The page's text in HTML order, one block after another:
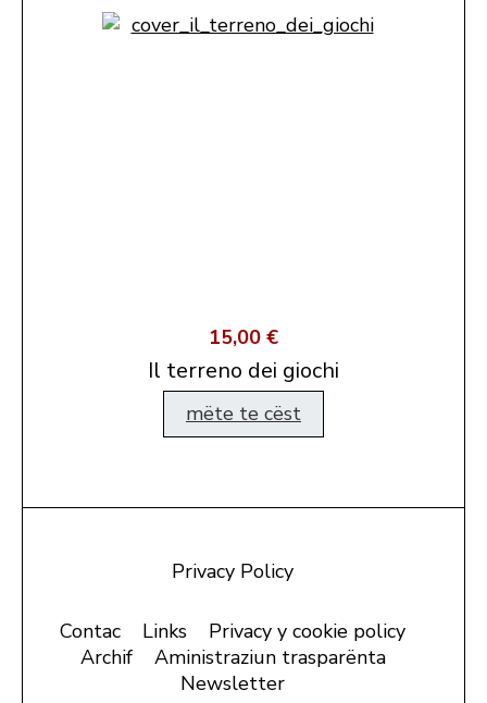
15,00 €
Il terreno dei giochi
mëte te cëst
Privacy Policy
Contac Links
Privacy y cookie policy
Archif
Aministraziun trasparënta
Newsletter